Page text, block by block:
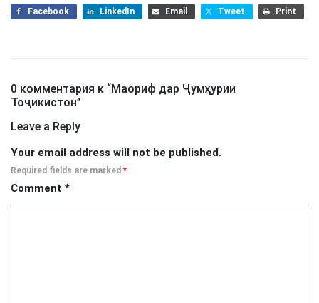
Facebook LinkedIn Email Tweet Print
0 комментария к “Маориф дар Ҷумҳурии
Тоҷикистон”
Leave a Reply
Your email address will not be published.
Required fields are marked *
Comment *